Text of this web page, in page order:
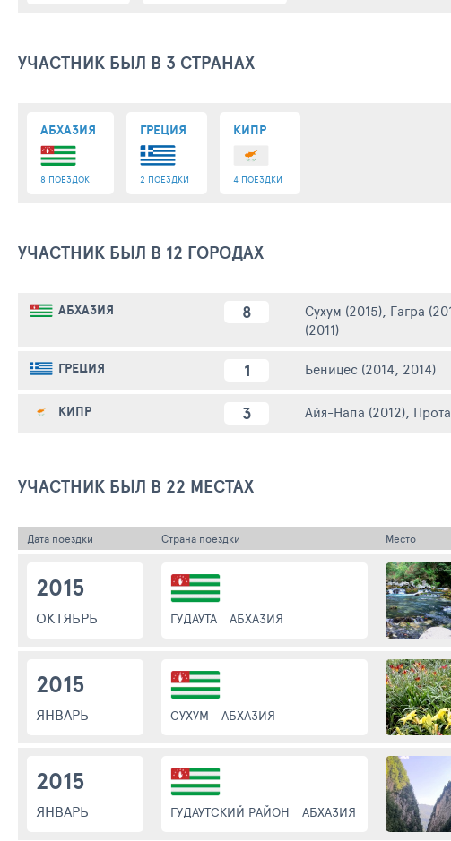
УЧАСТНИК БЫЛ В 3 СТРАНАХ
АБХАЗИЯ
8 ПОЕЗДОК
ГРЕЦИЯ
2 ПОЕЗДКИ
КИПР
4 ПОЕЗДКИ
УЧАСТНИК БЫЛ В 12 ГОРОДАХ
АБХАЗИЯ 8 Сухум (2015) Гагра
(2011)
ГРЕЦИЯ 1 Беницес (2014, 2014)
КИПР 3 Айя-Напа (2012)
УЧАСТНИК БЫЛ В 22 МЕСТАХ
Дата поездки Страна поездки Место
2015
ОКТЯБРЬ ГУДАУТА АБХАЗИЯ
2015
ЯНВАРЬ СУХУМ АБХАЗИЯ
2015
ЯНВАРЬ ГУДАУТСКИЙ РАЙОН АБХАЗИЯ